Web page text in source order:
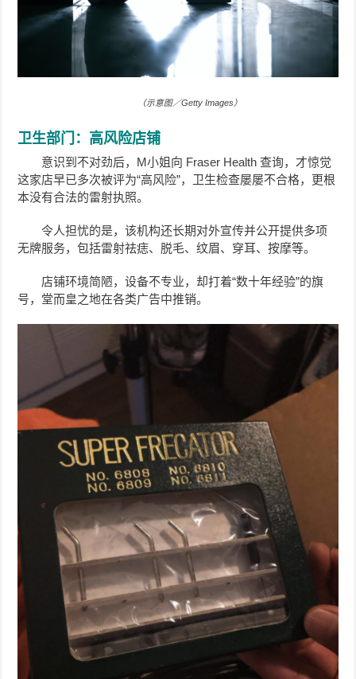
（示意图／Getty Images）
卫生部门：高风险店铺
意识到不对劲后，M小姐向 Fraser Health 查询，才惊觉
这家店早已多次被评为“高风险”，卫生检查屡屡不合格，更根
本没有合法的雷射执照。
令人担忧的是，该机构还长期对外宣传并公开提供多项
无牌服务，包括雷射祛痣、脱毛、纹眉、穿耳、按摩等。
店铺环境简陋，设备不专业，却打着“数十年经验”的旗
号，堂而皇之地在各类广告中推销。